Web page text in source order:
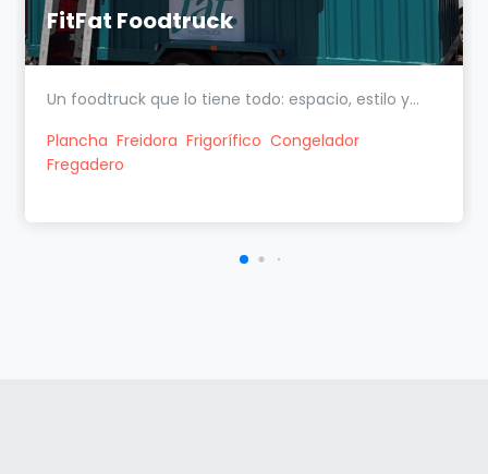
FitFat Foodtruck
Un foodtruck que lo tiene todo: espacio, estilo y...
Plancha Freidora Frigorífico Congelador
Fregadero